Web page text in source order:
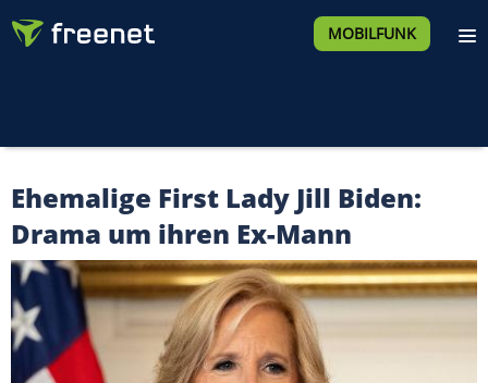
MOBILFUNK
Ehemalige First Lady Jill Biden:
Drama um ihren Ex-Mann